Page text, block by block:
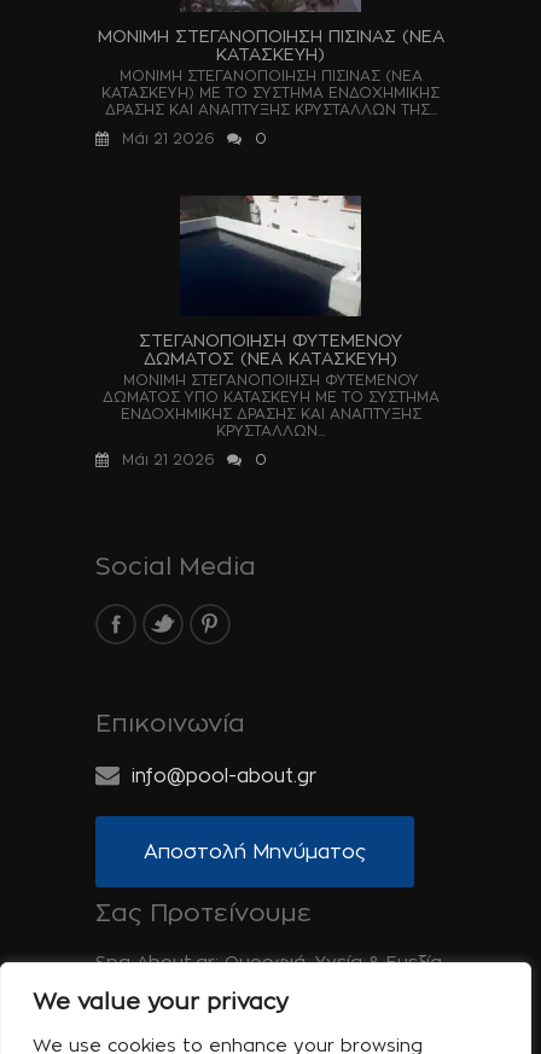
We value your privacy
We use cookies to enhance your browsing
ΜΟΝΙΜΗ ΣΤΕΓΑΝΟΠΟΙΗΣΗ ΠΙΣΙΝΑΣ (ΝΕΑ
ΚΑΤΑΣΚΕΥΗ)
ΜΟΝΙΜΗ ΣΤΕΓΑΝΟΠΟΙΗΣΗ ΠΙΣΙΝΑΣ (ΝΕΑ
ΚΑΤΑΣΚΕΥΗ) ΜΕ ΤΟ ΣΥΣΤΗΜΑ ΕΝΔΟΧΗΜΙΚΗΣ
ΔΡΑΣΗΣ ΚΑΙ ΑΝΑΠΤΥΞΗΣ ΚΡΥΣΤΑΛΛΩΝ ΤΗΣ...
Μάι 21 2026
0
ΣΤΕΓΑΝΟΠΟΙΗΣΗ ΦΥΤΕΜΕΝΟΥ
ΔΩΜΑΤΟΣ (ΝΕΑ ΚΑΤΑΣΚΕΥΗ)
ΜΟΝΙΜΗ ΣΤΕΓΑΝΟΠΟΙΗΣΗ ΦΥΤΕΜΕΝΟΥ
ΔΩΜΑΤΟΣ ΥΠΟ ΚΑΤΑΣΚΕΥΗ ΜΕ ΤΟ ΣΥΣΤΗΜΑ
ΕΝΔΟΧΗΜΙΚΗΣ ΔΡΑΣΗΣ ΚΑΙ ΑΝΑΠΤΥΞΗΣ
ΚΡΥΣΤΑΛΛΩΝ...
Μάι 21 2026
0
Social Media
Επικοινωνία
info@pool-about.gr
Αποστολή Μηνύματος
Σας Προτείνουμε
Spa-About.gr: Ομορφιά, Υγεία & Ευεξία
Tinos-About.gr: Ανακαλύψτε την Τήνο